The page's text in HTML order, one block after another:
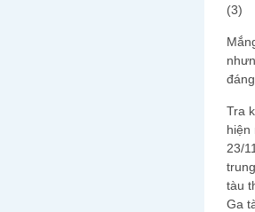
(3)
Tra
hiện
23/
tàu
Ga